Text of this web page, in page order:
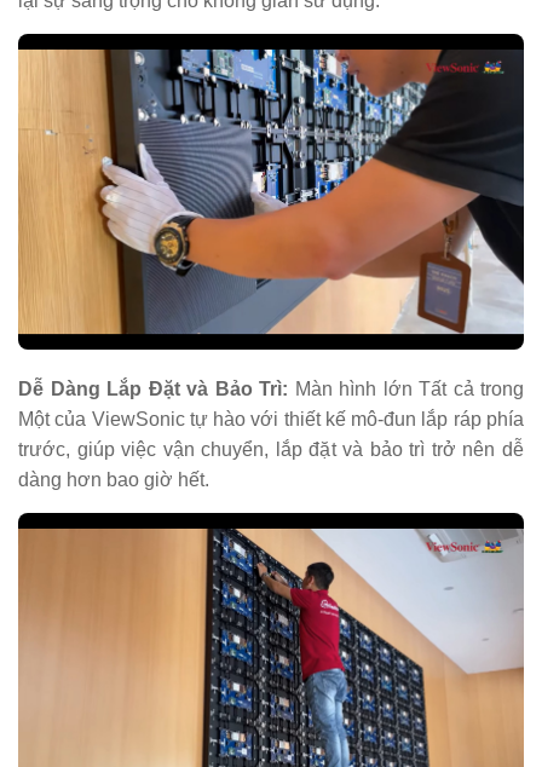
Dễ Dàng Lắp Đặt và Bảo Trì: Màn hình lớn Tất cả trong
Một của ViewSonic tự hào với thiết kế mô-đun lắp ráp phía
trước, giúp việc vận chuyển, lắp đặt và bảo trì trở nên dễ
dàng hơn bao giờ hết.